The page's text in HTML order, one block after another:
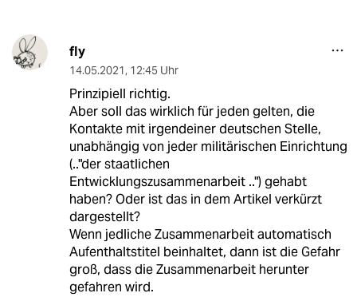
fly
14.05.2021, 12:45 Uhr
Prinzipiell richtig.
Aber soll das wirklich für jeden gelten, die
Kontakte mit irgendeiner deutschen Stelle,
unabhängig von jeder militärischen Einrichtung
(.."der staatlichen
Entwicklungszusammenarbeit ..") gehabt
haben? Oder ist das in dem Artikel verkürzt
dargestellt?
Wenn jedliche Zusammenarbeit automatisch
Aufenthaltstitel beinhaltet, dann ist die Gefahr
groß, dass die Zusammenarbeit herunter
gefahren wird.